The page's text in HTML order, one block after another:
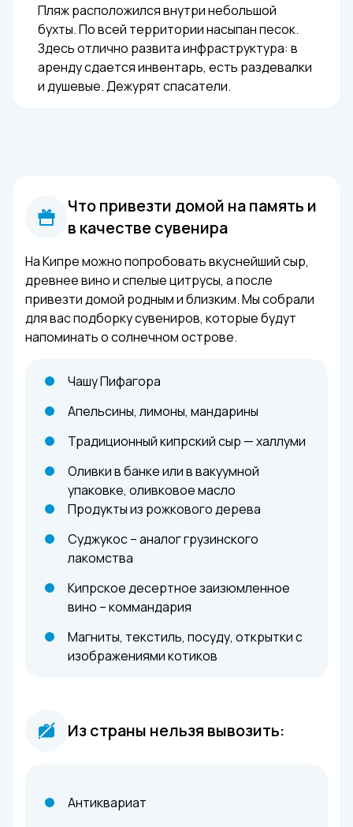
Пляж расположился внутри небольшой
бухты. По всей территории насыпан песок.
Здесь отлично развита инфраструктура: в
аренду сдается инвентарь, есть раздевалки
и душевые. Дежурят спасатели.
Что привезти домой на память и
в качестве сувенира
На Кипре можно попробовать вкуснейший сыр,
древнее вино и спелые цитрусы, а после
привезти домой родным и близким. Мы собрали
для вас подборку сувениров, которые будут
напоминать о солнечном острове.
Чашу Пифагора
Апельсины, лимоны, мандарины
Традиционный кипрский сыр — халлуми
Оливки в банке или в вакуумной
упаковке, оливковое масло
Продукты из рожкового дерева
Суджукос – аналог грузинского
лакомства
Кипрское десертное заизюмленное
вино – коммандария
Магниты, текстиль, посуду, открытки с
изображениями котиков
Из страны нельзя вывозить:
Антиквариат